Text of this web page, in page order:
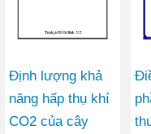
Định lượng khả
năng hấp thụ khí
CO2 của cây